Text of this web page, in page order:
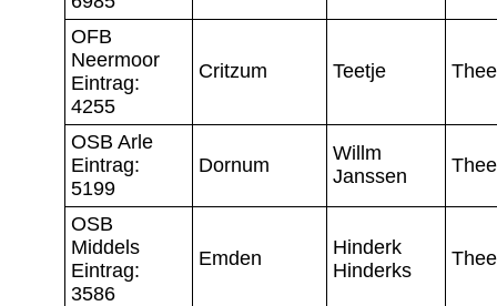
OFB
Neermoor
Eintrag:
4255
Critzum Teetje
OSB Arle
Eintrag:
5199
Dornum
Willm
Janssen
OSB
Middels
Eintrag:
3586
Emden
Hinderk
Hinderks